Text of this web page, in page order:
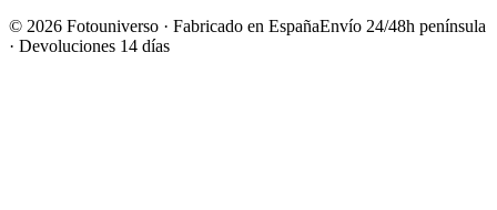
© 2026 Fotouniverso · Fabricado en EspañaEnvío 24/48h península
· Devoluciones 14 días